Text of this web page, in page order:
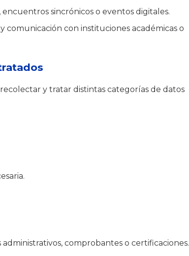
sincrónicos o eventos digitales.
comunicación con instituciones académicas o
y tratar distintas categorías de datos
comprobantes o certificaciones.